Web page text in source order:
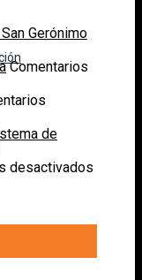
Gerónimo
Comentarios
de
desactivados